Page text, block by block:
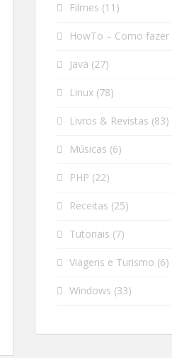
Filmes (11)
HowTo – Como fazer
Java (27)
Linux (78)
Livros & Revistas (83)
Músicas (6)
PHP (22)
Receitas (25)
Tutoriais (7)
Viagens e Turismo (6)
Windows (33)